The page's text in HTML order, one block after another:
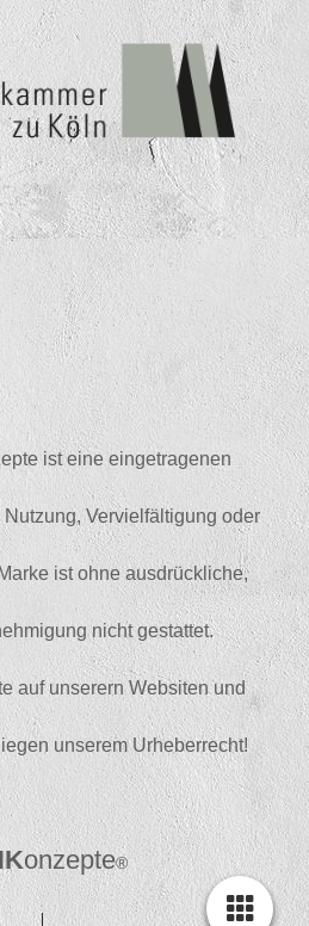
ist eine eingetragenen
Vervielfältigung oder
ist ohne ausdrückliche,
nicht gestattet.
auf unserern Websiten und
unserem Urheberrecht!
Konzepte®
|